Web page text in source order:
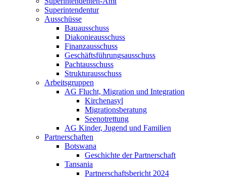
Superintendentur
Ausschüsse
Bauausschuss
Diakonieausschuss
Finanzausschuss
Geschäftsführungsausschuss
Pachtausschuss
Strukturausschuss
Arbeitsgruppen
AG Flucht, Migration und Integration
Kirchenasyl
Migrationsberatung
Seenotrettung
AG Kinder, Jugend und Familien
Partnerschaften
Botswana
Geschichte der Partnerschaft
Tansania
Partnerschaftsbericht 2024